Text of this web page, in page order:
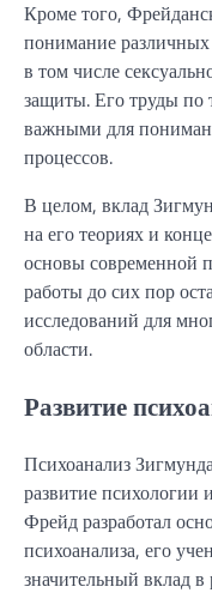
Кроме того,
понимание различных
в том числе
защиты. Его труды по
важными для
процессов.
В целом, вклад
на его теориях и
основы современной
работы до сих пор
исследований для
области.
Развитие
Психоанализ
развитие психологии
Фрейд разработал
психоанализа, его
значительный вклад в